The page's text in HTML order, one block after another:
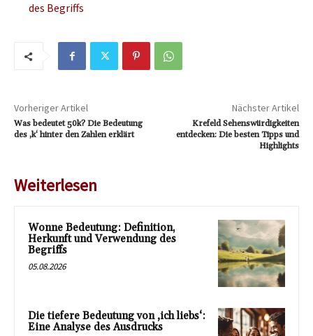
des Begriffs
Vorheriger Artikel
Was bedeutet 50k? Die Bedeutung
des ‚k‘ hinter den Zahlen erklärt
Nächster Artikel
Krefeld Sehenswürdigkeiten
entdecken: Die besten Tipps und
Highlights
Weiterlesen
Wonne Bedeutung: Definition,
Herkunft und Verwendung des
Begriffs
05.08.2026
Die tiefere Bedeutung von ‚ich liebs‘:
Eine Analyse des Ausdrucks